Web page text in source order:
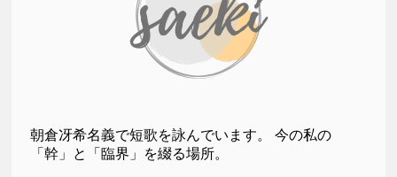
朝倉冴希名義で短歌を詠んでいます。 今の私の
「幹」と「臨界」を綴る場所。